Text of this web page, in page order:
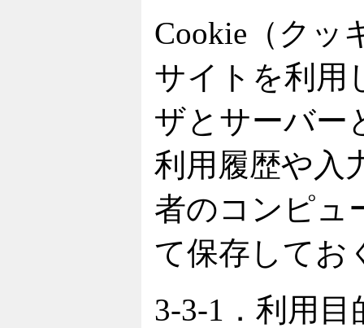
Cookie（クッ
サイトを利用
ザとサーバー
利用履歴や入
者のコンピュ
て保存してお
3-3-1．利用